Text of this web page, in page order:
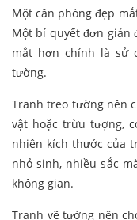
Một căn phòng đẹp
Một bí quyết đơn giản
mắt hơn chính là sử
tường.
Tranh treo tường nên
vật hoặc trừu tượng,
nhiên kích thước của
nhỏ sinh, nhiều sắc
không gian.
Tranh vẽ tường nên